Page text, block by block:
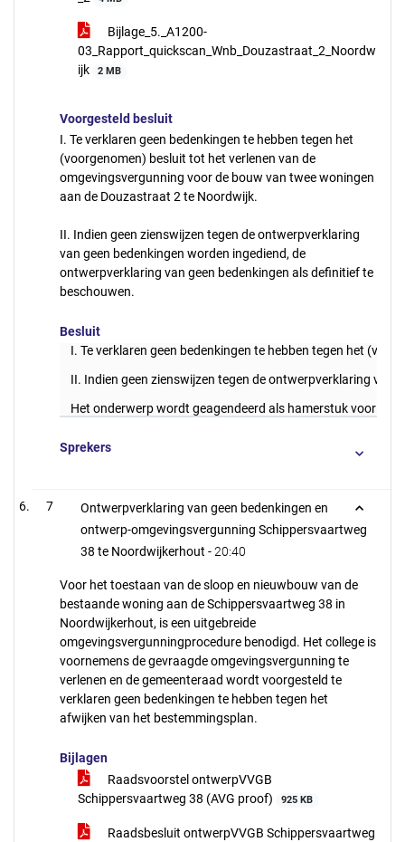
Bijlage_5._A1200-
03_Rapport_quickscan_Wnb_Douzastraat_2_Noordw
ijk
2 MB
Voorgesteld besluit
I. Te verklaren geen bedenkingen te hebben tegen het
(voorgenomen) besluit tot het verlenen van de
omgevingsvergunning voor de bouw van twee woningen
aan de Douzastraat 2 te Noordwijk.
II. Indien geen zienswijzen tegen de ontwerpverklaring
van geen bedenkingen worden ingediend, de
ontwerpverklaring van geen bedenkingen als definitief te
beschouwen.
Besluit
I. Te verklaren geen bedenkingen te hebben tegen het
II. Indien geen zienswijzen tegen de ontwerpverklaring van
Het onderwerp wordt geagendeerd als hamerstuk voor de
Sprekers
7
Ontwerpverklaring van geen bedenkingen en
ontwerp-omgevingsvergunning Schippersvaartweg
38 te Noordwijkerhout -20:40
Voor het toestaan van de sloop en nieuwbouw van de
bestaande woning aan de Schippersvaartweg 38 in
Noordwijkerhout, is een uitgebreide
omgevingsvergunningprocedure benodigd. Het college is
voornemens de gevraagde omgevingsvergunning te
verlenen en de gemeenteraad wordt voorgesteld te
verklaren geen bedenkingen te hebben tegen het
afwijken van het bestemmingsplan.
Bijlagen
Raadsvoorstel ontwerpVVGB
Schippersvaartweg 38 (AVG proof)
925 KB
Raadsbesluit ontwerpVVGB Schippersvaartweg